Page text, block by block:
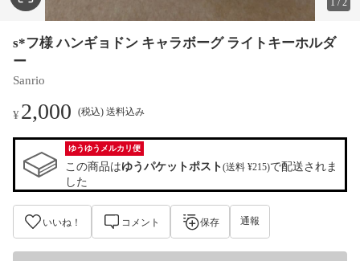
s*フ様 ハンギョドン キャラボーグ ライトキーホルダ
ー
Sanrio
¥2,000 (税込) 送料込み
ゆうゆうメルカリ便
この商品はゆうパケットポスト(送料 ¥215)で配送されま
した
いいね！ コメント 保存 通報